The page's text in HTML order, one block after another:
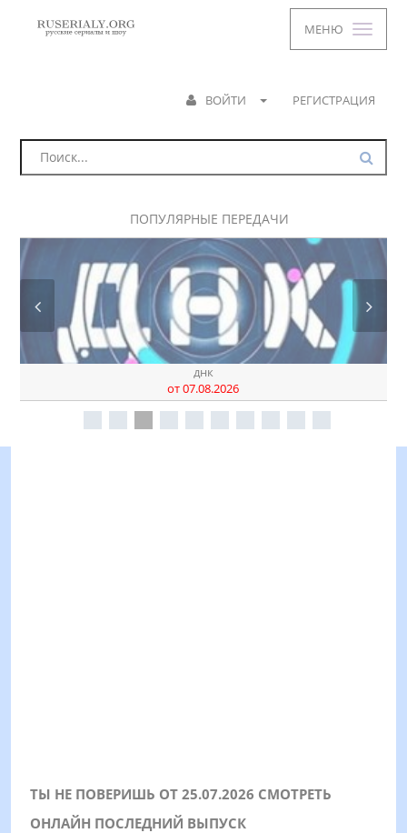
МЕНЮ
ВОЙТИ РЕГИСТРАЦИЯ
ПОПУЛЯРНЫЕ ПЕРЕДАЧИ
днк
от 07.08.2026
ТЫ НЕ ПОВЕРИШЬ ОТ 25.07.2026 СМОТРЕТЬ
ОНЛАЙН ПОСЛЕДНИЙ ВЫПУСК